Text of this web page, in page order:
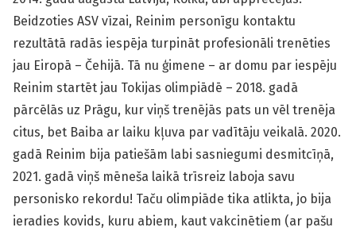
Beidzoties ASV vīzai, Reinim personīgu kontaktu
rezultātā radās iespēja turpināt profesionāli trenēties
jau Eiropā – Čehijā. Tā nu ģimene – ar domu par iespēju
Reinim startēt jau Tokijas olimpiādē – 2018. gadā
pārcēlās uz Prāgu, kur viņš trenējās pats un vēl trenēja
citus, bet Baiba ar laiku kļuva par vadītāju veikalā. 2020.
gadā Reinim bija patiešām labi sasniegumi desmitcīņā,
2021. gadā viņš mēneša laikā trīsreiz laboja savu
personisko rekordu! Taču olimpiāde tika atlikta, jo bija
ieradies kovids, kuru abiem, kaut vakcinētiem (ar pašu